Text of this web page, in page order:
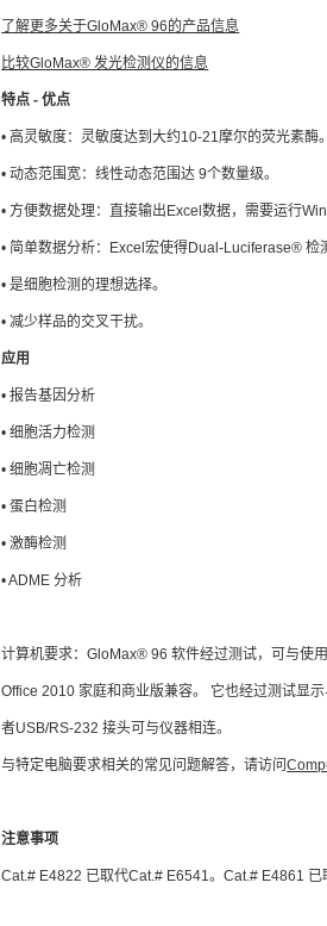
了解更多关于GloMax® 96的产品信息
比较GloMax® 发光检测仪的信息
特点 - 优点
• 高灵敏度：灵敏度达到大约10-21摩尔的荧光素酶。
• 动态范围宽：线性动态范围达 9个数量级。
• 方便数据处理：直接输出Excel数据，需要运行
• 简单数据分析：Excel宏使得Dual-Luciferase® 检
• 是细胞检测的理想选择。
• 减少样品的交叉干扰。
应用
• 报告基因分析
• 细胞活力检测
• 细胞凋亡检测
• 蛋白检测
• 激酶检测
• ADME 分析
计算机要求：GloMax® 96 软件经过测试，可与使
Office 2010 家庭和商业版兼容。 它也经过测试显
者USB/RS-232 接头可与仪器相连。
与特定电脑要求相关的常见问题解答，请访问
注意事项
Cat.# E4822 已取代Cat.# E6541。Cat.# E4861 已